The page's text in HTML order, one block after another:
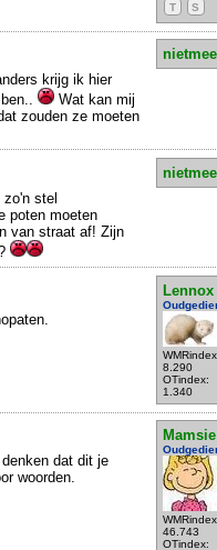
T
S
krijg ik hier
Wat kan mij
zouden ze moeten
stel
poten moeten
van straat af! Zijn
Lennox
8.290
OTindex:
1.340
Mamsie
46.743
OTindex:
dat dit je
woorden.